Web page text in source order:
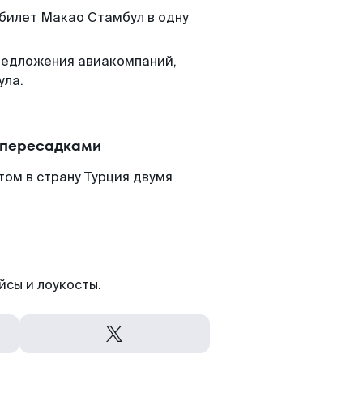
Макао Стамбул в одну
авиакомпаний,
в страну Турция двумя
и лоукосты.